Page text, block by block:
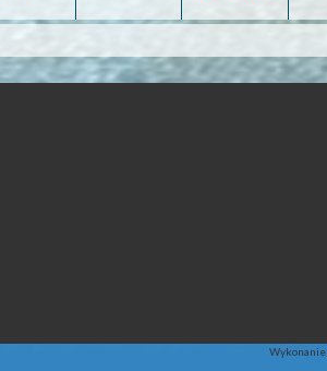
Wykonanie